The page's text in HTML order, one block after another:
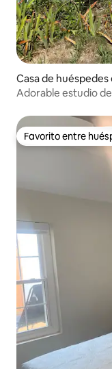
Casa de huéspedes
Adorable estudio
Favorito entre
Favorito entre